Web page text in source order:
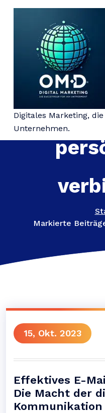
Digitales Marketing,
Unternehmen.
Markierte
15, Okt. 2023
Effektives E-
Die Macht der
Kommunikation